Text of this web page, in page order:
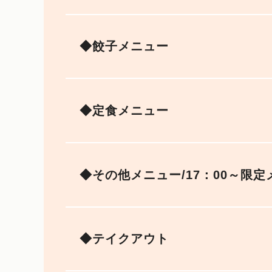
◆餃子メニュー
◆定食メニュー
◆その他メニュー/17：00～限定
◆テイクアウト